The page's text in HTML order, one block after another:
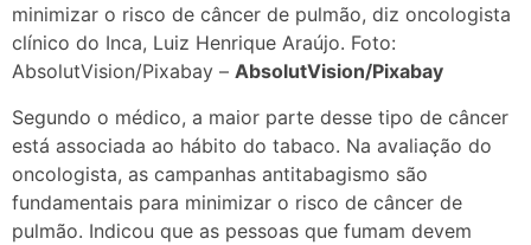
minimizar o risco de câncer de pulmão, diz oncologista
clínico do Inca, Luiz Henrique Araújo. Foto:
AbsolutVision/Pixabay – AbsolutVision/Pixabay
Segundo o médico, a maior parte desse tipo de câncer
está associada ao hábito do tabaco. Na avaliação do
oncologista, as campanhas antitabagismo são
fundamentais para minimizar o risco de câncer de
pulmão. Indicou que as pessoas que fumam devem